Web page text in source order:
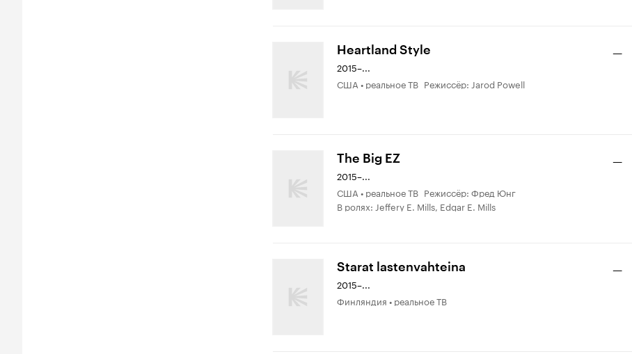
Heartland Style
2015–...
США • реальное ТВ Режиссёр: Jarod Powell
—
The Big EZ
2015–...
США • реальное ТВ Режиссёр: Фред Юнг
В ролях: Jeffery E. Mills, Edgar E. Mills
—
Starat lastenvahteina
2015–...
Финляндия • реальное ТВ
—